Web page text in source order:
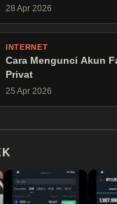
28 Apr 2026
INTERNET
Cara Mengunci Akun
Privat
25 Apr 2026